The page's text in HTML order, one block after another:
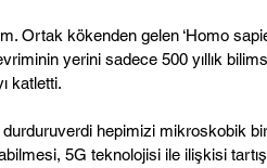
Ortak kökenden gelen ‘Homo
yerini sadece 500 yıllık
katletti.
hepimizi mikroskobik
5G teknolojisi ile ilişkisi